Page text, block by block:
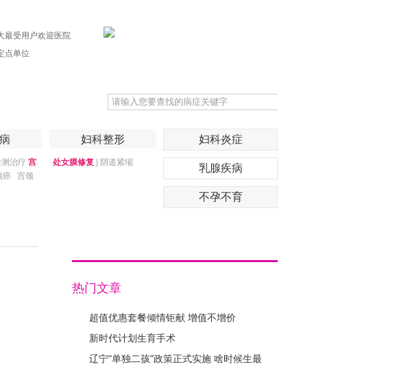
最受用户欢迎医院
点单位
治疗 宫
癌
宫颈
妇科整形
处女膜修复 阴道紧缩
妇科炎症
乳腺疾病
不孕不育
热门文章
超值优惠套餐倾情钜献 增值不增价
新时代计划生育手术
辽宁"单独二孩"政策正式实施 啥时候生最